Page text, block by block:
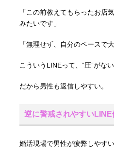
「この前教えてもらったお店
みたいです」
「無理せず、自分のペースで
こういうLINEって、“圧”がない
だから男性も返信しやすい。
逆に警戒されやすいLINE
婚活現場で男性が疲弊しやす